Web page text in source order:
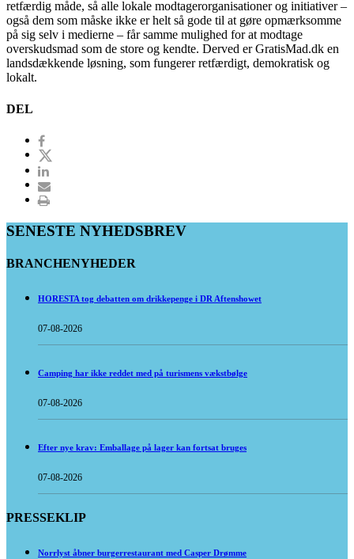
retfærdig måde, så alle lokale modtagerorganisationer og initiativer –
også dem som måske ikke er helt så gode til at gøre opmærksomme
på sig selv i medierne – får samme mulighed for at modtage
overskudsmad som de store og kendte. Derved er GratisMad.dk en
landsdækkende løsning, som fungerer retfærdigt, demokratisk og
lokalt.
DEL
SENESTE NYHEDSBREV
BRANCHENYHEDER
HORESTA tog debatten om drikkepenge i DR Aftenshowet
07-08-2026
Camping har ikke reddet med på turismens vækstbølge
07-08-2026
Efter nye krav: Emballage på lager kan fortsat bruges
07-08-2026
PRESSEKLIP
Norrlyst åbner burgerrestaurant med Casper Drømme